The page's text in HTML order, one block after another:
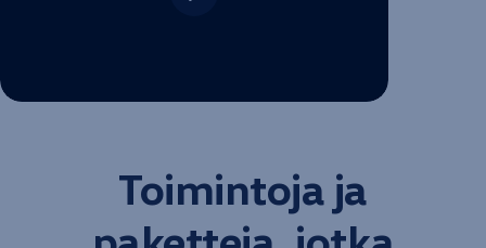
Remaining time, --:--
Toimintoja ja